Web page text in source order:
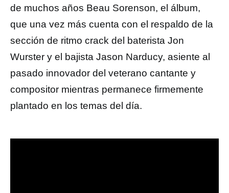
de muchos años Beau Sorenson, el álbum,
que una vez más cuenta con el respaldo de la
sección de ritmo crack del baterista Jon
Wurster y el bajista Jason Narducy, asiente al
pasado innovador del veterano cantante y
compositor mientras permanece firmemente
plantado en los temas del día.